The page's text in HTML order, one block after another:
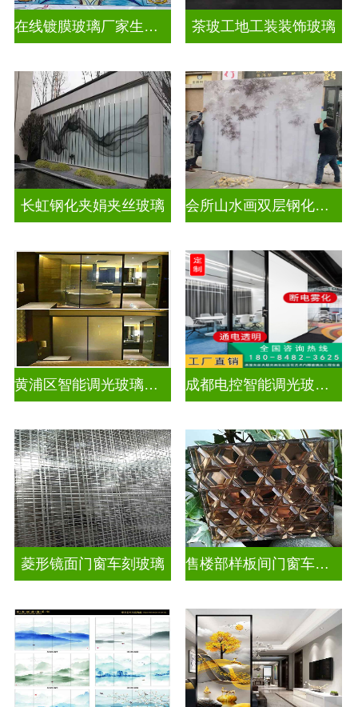
在线镀膜玻璃厂家生产安装 茶玻工地工装装饰玻璃
长虹钢化夹娟夹丝玻璃 会所山水画双层钢化夹胶
黄浦区智能调光玻璃公司 成都电控智能调光玻璃售价多少
菱形镜面门窗车刻玻璃 售楼部样板间门窗车刻玻璃